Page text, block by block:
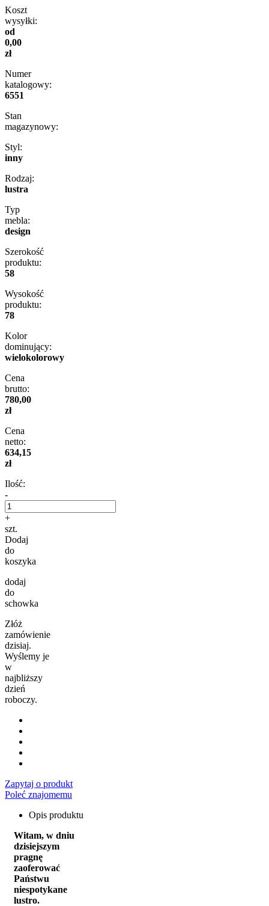
Koszt
wysyłki:
od
0,00
zł
Numer
katalogowy:
6551
Stan
magazynowy:
Styl:
inny
Rodzaj:
lustra
Typ
mebla:
design
Szerokość
produktu:
58
Wysokość
produktu:
78
Kolor
dominujący:
wielokolorowy
Cena
brutto:
780,00
zł
Cena
netto:
634,15
zł
Ilość:
-
+
szt.
Dodaj
do
koszyka
dodaj
do
schowka
Złóż
zamówienie
dzisiaj.
Wyślemy je
w
najbliższy
dzień
roboczy.
Zapytaj o produkt
Poleć znajomemu
Opis produktu
Witam, w dniu
dzisiejszym
pragnę
zaoferować
Państwu
niespotykane
lustro.